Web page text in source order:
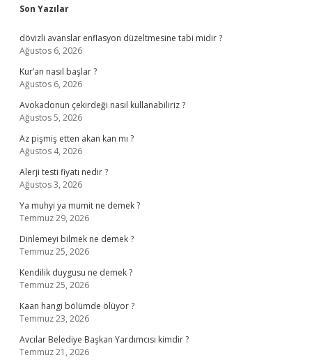
Sidebar
Son Yazılar
dövizli avanslar enflasyon düzeltmesine tabi midir ?
Ağustos 6, 2026
Kur’an nasıl başlar ?
Ağustos 6, 2026
Avokadonun çekirdeği nasıl kullanabiliriz ?
Ağustos 5, 2026
Az pişmiş etten akan kan mı ?
Ağustos 4, 2026
Alerji testi fiyatı nedir ?
Ağustos 3, 2026
Ya muhyi ya mumit ne demek ?
Temmuz 29, 2026
Dinlemeyi bilmek ne demek ?
Temmuz 25, 2026
Kendilik duygusu ne demek ?
Temmuz 25, 2026
Kaan hangi bölümde ölüyor ?
Temmuz 23, 2026
Avcılar Belediye Başkan Yardımcısı kimdir ?
Temmuz 21, 2026